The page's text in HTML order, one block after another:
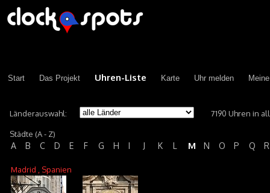
Start Das Projekt Uhren-Liste Karte Uhr melden
Länderauswahl: 7190 Uhren in
Städte (A - Z)
A B C D E F G H I J K L M N O P Q R
Madrid , Spanien